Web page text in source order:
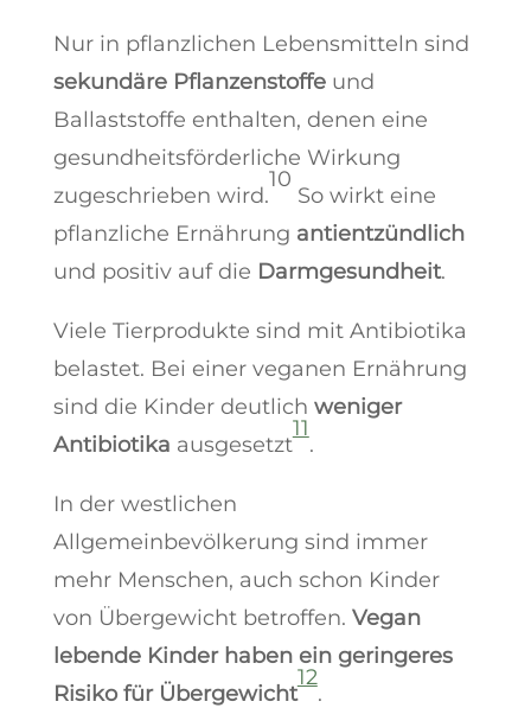
Nur in pflanzlichen Lebensmitteln sind
sekundäre Pflanzenstoffeund
Ballaststoffe enthalten, denen eine
gesundheitsförderliche Wirkung
zugeschrieben wird.
10
So wirkt eine
pflanzliche Ernährung antientzündlich
und positiv auf die Darmgesundheit.
Viele Tierprodukte sind mit Antibiotika
belastet. Bei einer veganen Ernährung
sind die Kinder deutlich weniger
Antibiotika ausgesetzt
11
.
In der westlichen
Allgemeinbevölkerung sind immer
mehr Menschen, auch schon Kinder
von Übergewicht betroffen. Vegan
lebende Kinder haben ein geringeres
Risiko für Übergewicht
12
.